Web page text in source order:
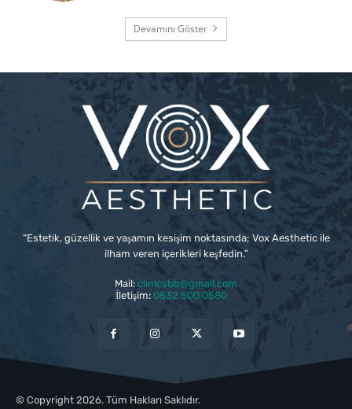
Devamını Göster
“Estetik, güzellik ve yaşamın kesişim noktasında; Vox Aesthetic ile
ilham veren içerikleri keşfedin.”
Mail: clinicsbb@gmail.com
İletişim: 0532 500 0580
© Copyright 2026. Tüm Hakları Saklıdır.